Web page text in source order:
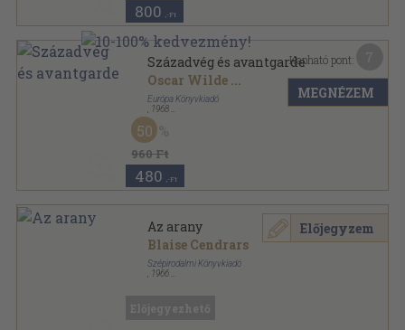
800 ,-Ft
Századvég és avantgarde
Oscar Wilde ...
Európa Könyvkiadó
1968
Varrott papírkötés
Diákkönyvtár sorozat
960 Ft
50
480 ,-Ft
Kapható pont:
MEGNÉZEM
Az arany
Blaise Cendrars
Szépirodalmi Könyvkiadó
1966
Előjegyzem